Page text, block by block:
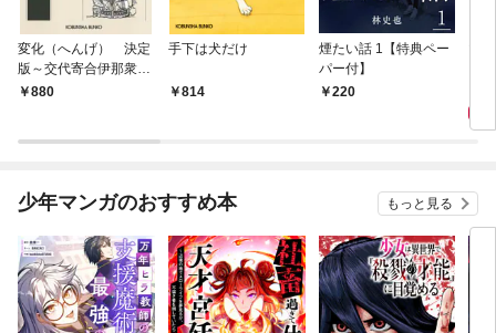
変化（へんげ） 決定
版～交代寄合伊那衆異
聞（1）～
880
手下は犬だけ
814
煙たい話 1【特典ペー
パー付】
220
少年マンガのおすすめ本 もっと見る